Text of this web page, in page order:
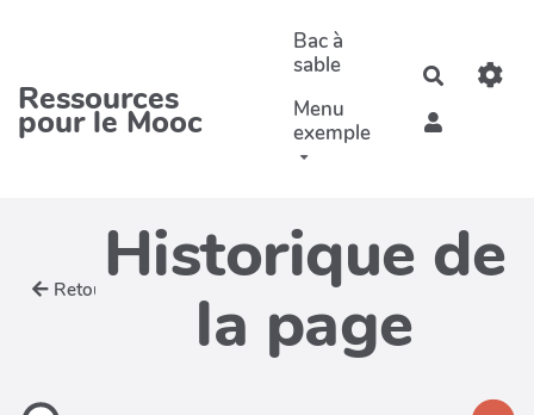
Ressources
pour le Mooc
Bac à
sable
Menu
exemple
Retour Historique de
la page